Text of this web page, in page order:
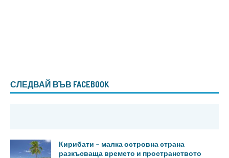
СЛЕДВАЙ ВЪВ FACEBOOK
Кирибати – малка островна страна
разкъсваща времето и пространството